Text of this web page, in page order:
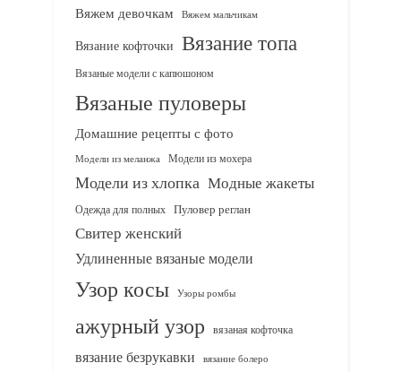
Вяжем девочкам Вяжем мальчикам
Вязание кофточки Вязание топа
Вязаные модели с капюшоном
Вязаные пуловеры
Домашние рецепты с фото
Модели из меланжа Модели из мохера
Модели из хлопка Модные жакеты
Одежда для полных Пуловер реглан
Свитер женский
Удлиненные вязаные модели
Узор косы Узоры ромбы
ажурный узор вязаная кофточка
вязание безрукавки вязание болеро